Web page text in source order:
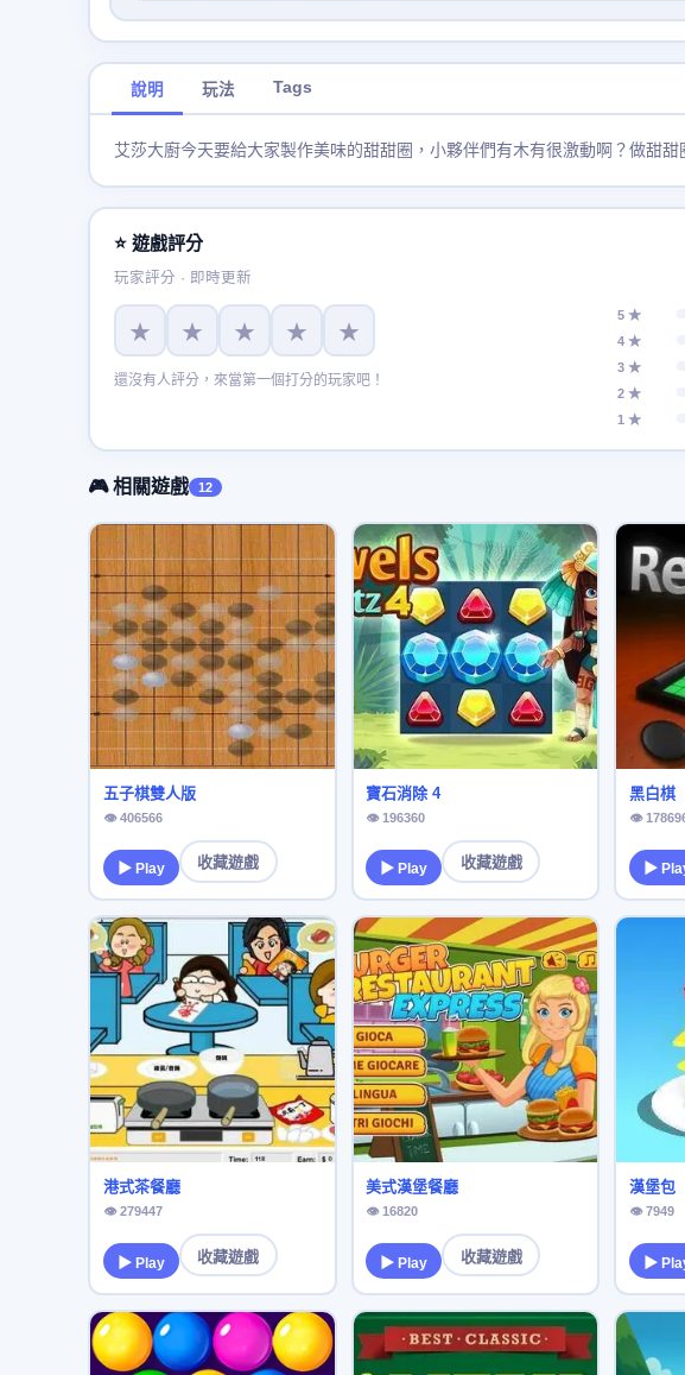
說明 玩法 Tags
艾莎大廚今天要給大家製作美味的甜甜圈，小夥伴們有木有很激動啊？做甜
⭐ 遊戲評分
玩家評分 · 即時更新
★ ★ ★ ★ ★
還沒有人評分，來當第一個打分的玩家吧！
5 ★
4 ★
3 ★
2 ★
1 ★
🎮 相關遊戲 12
五子棋雙人版
👁 406566
▶ Play 收藏遊戲
寶石消除 4
👁 196360
▶ Play 收藏遊戲
黑白棋
👁
▶
港式茶餐廳
👁 279447
▶ Play 收藏遊戲
美式漢堡餐廳
👁 16820
▶ Play 收藏遊戲
漢堡包
👁 7949
▶